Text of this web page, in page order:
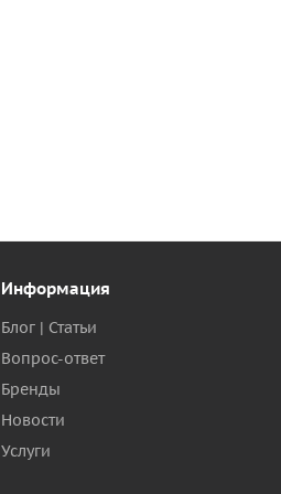
Информация
Блог | Статьи
Вопрос-ответ
Бренды
Новости
Услуги